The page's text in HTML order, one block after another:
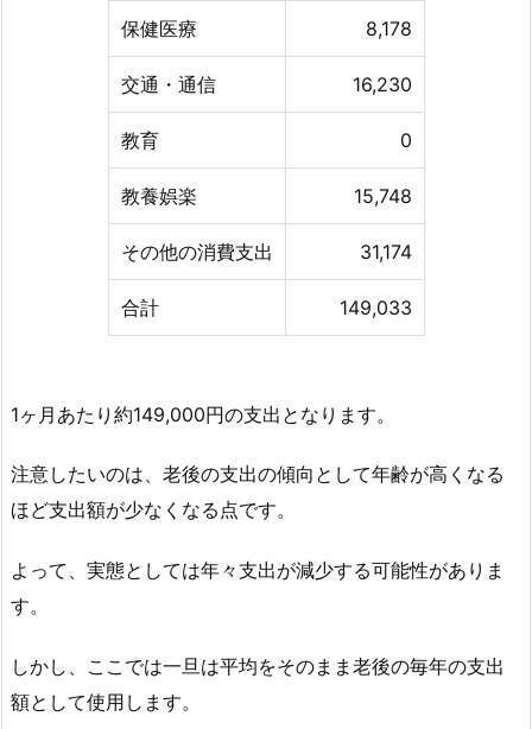
保健医療 8,178
交通・通信 16,230
教育 0
教養娯楽 15,748
その他の消費支出 31,174
合計 149,033
1ヶ月あたり約149,000円の支出となります。
注意したいのは、老後の支出の傾向として年齢が高くなる
ほど支出額が少なくなる点です。
よって、実態としては年々支出が減少する可能性がありま
す。
しかし、ここでは一旦は平均をそのまま老後の毎年の支出
額として使用します。